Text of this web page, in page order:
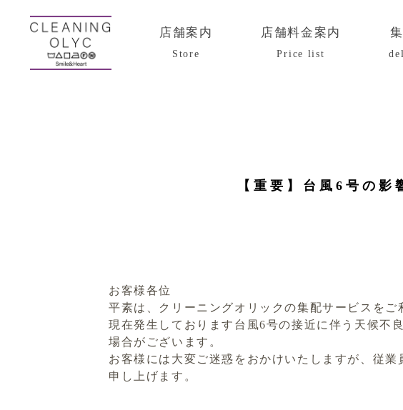
店舗案内
Store
店舗料金案内
Price list
【重要】台風6号の
お客様各位
平素は、クリーニングオリックの集配サービスをご
現在発生しております台風6号の接近に伴う天候不
場合がございます。
お客様には大変ご迷惑をおかけいたしますが、従
申し上げます。